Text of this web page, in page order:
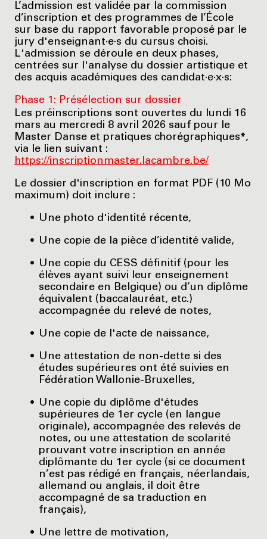
L’admission est validée par la commission
d’inscription et des programmes de l’École
sur base du rapport favorable proposé par le
jury d'enseignant·e·s du cursus choisi.
L'admission se déroule en deux phases,
centrées sur l'analyse du dossier artistique et
des acquis académiques des candidat·e·x·s:
Phase 1: Présélection sur dossier
Les préinscriptions sont ouvertes du lundi 16
mars au mercredi 8 avril 2026 sauf pour le
Master Danse et pratiques chorégraphiques*,
via le lien suivant :
https://inscriptionmaster.lacambre.be/
Le dossier d'inscription en format PDF (10 Mo
maximum) doit inclure :
Une photo d'identité récente,
Une copie de la pièce d’identité valide,
Une copie du CESS définitif (pour les
élèves ayant suivi leur enseignement
secondaire en Belgique) ou d’un diplôme
équivalent (baccalauréat, etc.)
accompagnée du relevé de notes,
Une copie de l'acte de naissance,
Une attestation de non-dette si des
études supérieures ont été suivies en
Fédération Wallonie-Bruxelles,
Une copie du diplôme d'études
supérieures de 1er cycle (en langue
originale), accompagnée des relevés de
notes, ou une attestation de scolarité
prouvant votre inscription en année
diplômante du 1er cycle (si ce document
n’est pas rédigé en français, néerlandais,
allemand ou anglais, il doit être
accompagné de sa traduction en
français),
Une lettre de motivation,